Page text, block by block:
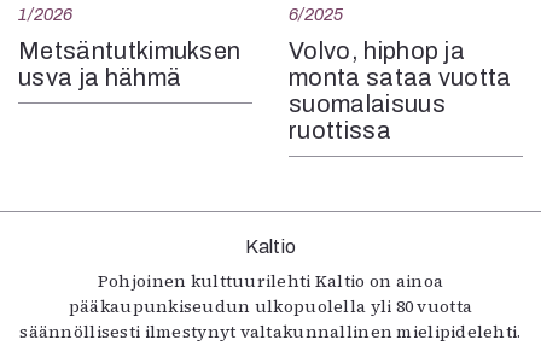
1/2026
Metsäntutkimuksen
usva ja hähmä
6/2025
Volvo, hiphop ja
monta sataa vuotta
suomalaisuus
ruottissa
Kaltio
Pohjoinen kulttuurilehti Kaltio on ainoa
pääkaupunkiseudun ulkopuolella yli 80 vuotta
säännöllisesti ilmestynyt valtakunnallinen mielipidelehti.